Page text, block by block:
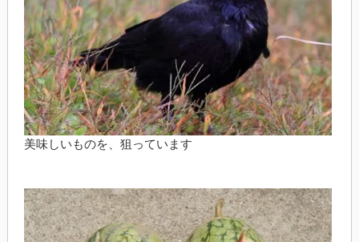
美味しいものを、狙っています